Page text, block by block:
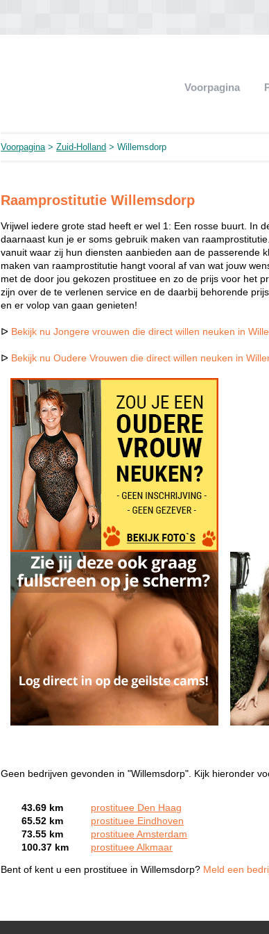
Voorpagina
Voorpagina>Zuid-Holland > Willemsdorp
Raamprostitutie Willemsdorp
Vrijwel iedere grote stad heeft er wel 1: Een rosse buurt. In
daarnaast kun je er soms gebruik maken van
vanuit waar zij hun diensten aanbieden aan de passerende
maken van raamprostitutie hangt vooral af van wat jouw
met de door jou gekozen prostituee en zo de prijs voor het
zijn over de te verlenen service en de daarbij behorende
en er volop van gaan genieten!
ᐅ Bekijk nu Jongere vrouwen die direct willen neuken in
ᐅ Bekijk nu Oudere Vrouwen die direct willen neuken in
Geen bedrijven gevonden in "Willemsdorp". Kijk hieronder
43.69 km
prostituee Den Haag
65.52 km
prostituee Eindhoven
73.55 km
prostituee Amsterdam
100.37 km
prostituee Alkmaar
Bent of kent u een prostituee in Willemsdorp? Meld een